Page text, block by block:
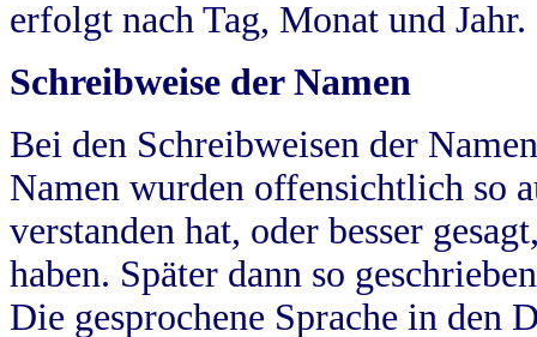
erfolgt nach Tag, Monat und Jahr.
Schreibweise der Namen
Bei den Schreibweisen der
Namen wurden offensichtlich so
verstanden hat, oder besser
haben. Später dann so
Die gesprochene Sprache in